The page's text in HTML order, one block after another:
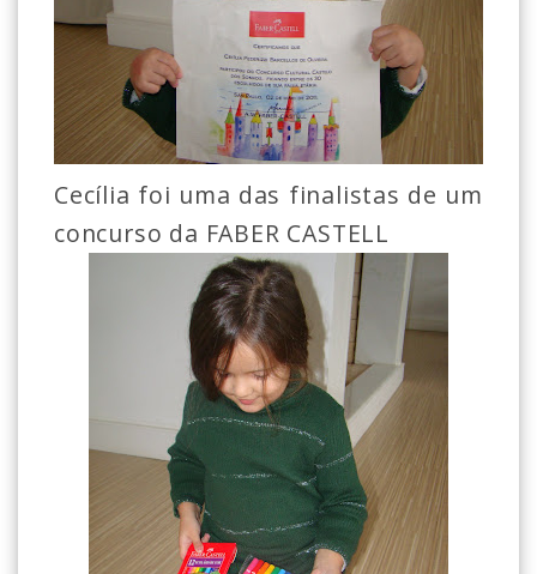
Cecília foi uma das finalistas de um
concurso da FABER CASTELL